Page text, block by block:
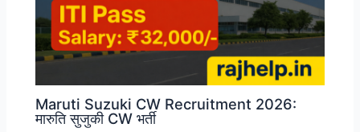
Maruti Suzuki CW Recruitment 2026:
मारुति सुजुकी CW भर्ती